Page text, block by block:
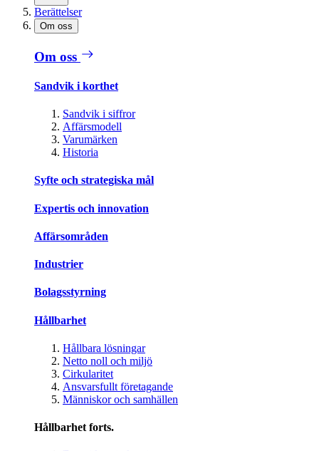
Berättelser
Om oss
Om oss
Sandvik i korthet
Sandvik i siffror
Affärsmodell
Varumärken
Historia
Syfte och strategiska mål
Expertis och innovation
Affärsområden
Industrier
Bolagsstyrning
Hållbarhet
Hållbara lösningar
Netto noll och miljö
Cirkularitet
Ansvarsfullt företagande
Människor och samhällen
Hållbarhet forts.